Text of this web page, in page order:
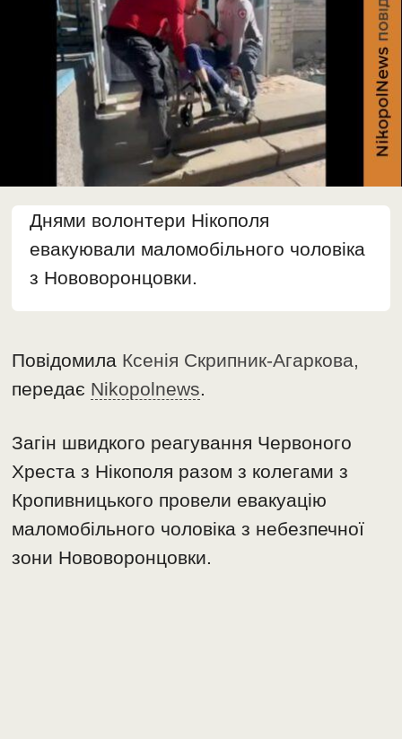
Днями волонтери Нікополя
евакуювали маломобільного чоловіка
з Нововоронцовки.
Повідомила Ксенія Скрипник-Агаркова,
передає Nikopolnews.
Загін швидкого реагування Червоного
Хреста з Нікополя разом з колегами з
Кропивницького провели евакуацію
маломобільного чоловіка з небезпечної
зони Нововоронцовки.